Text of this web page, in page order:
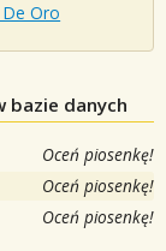
Oro
bazie danych
Oceń piosenkę!
Oceń piosenkę!
Oceń piosenkę!